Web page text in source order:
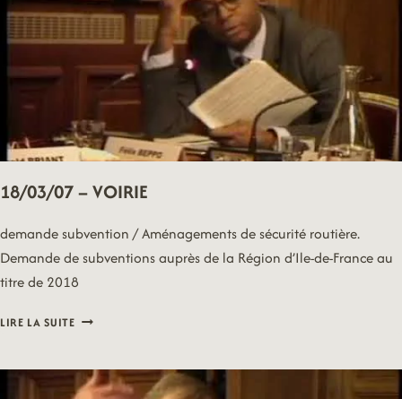
18/03/07 – VOIRIE
demande subvention / Aménagements de sécurité routière.
Demande de subventions auprès de la Région d’Ile-de-France au
titre de 2018
LIRE LA SUITE18/03/07